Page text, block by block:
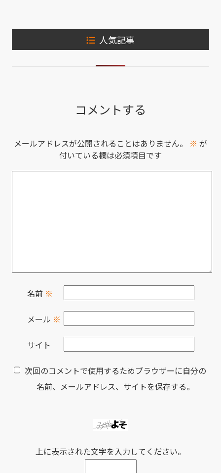
人気記事
コメントする
メールアドレスが公開されることはありません。 ※ が
付いている欄は必須項目です
名前 ※
メール ※
サイト
次回のコメントで使用するためブラウザーに自分の
名前、メールアドレス、サイトを保存する。
上に表示された文字を入力してください。